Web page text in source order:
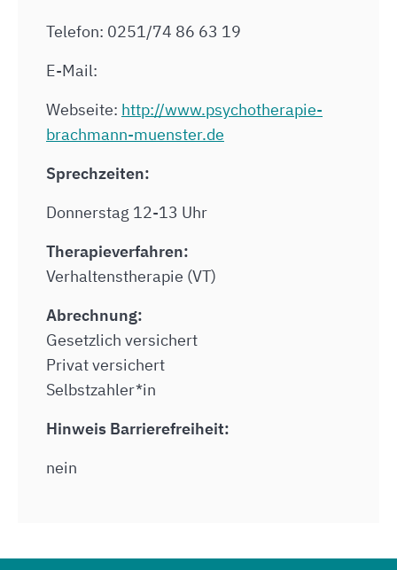
Telefon: 0251/74 86 63 19
E-Mail:
Webseite: http://www.psychotherapie-
brachmann-muenster.de
Sprechzeiten:
Donnerstag 12-13 Uhr
Therapieverfahren:
Verhaltenstherapie (VT)
Abrechnung:
Gesetzlich versichert
Privat versichert
Selbstzahler*in
Hinweis Barrierefreiheit:
nein